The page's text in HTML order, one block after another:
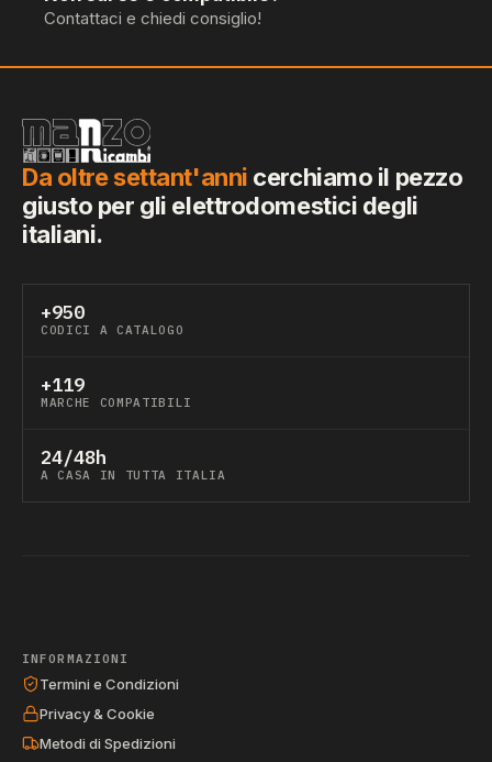
Contattaci e chiedi consiglio!
Da oltre settant'anni cerchiamo il pezzo
giusto per gli elettrodomestici degli
italiani.
+950
CODICI A CATALOGO
+119
MARCHE COMPATIBILI
24/48h
A CASA IN TUTTA ITALIA
INFORMAZIONI
Termini e Condizioni
Privacy & Cookie
Metodi di Spedizioni